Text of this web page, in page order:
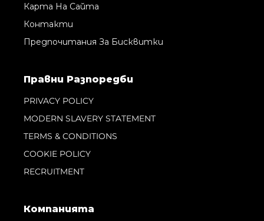
Карта На Сайта
Контакти
Предпочитания За Бисквитки
Правни Pазпоредби
PRIVACY POLICY
MODERN SLAVERY STATEMENT
TERMS & CONDITIONS
COOKIE POLICY
RECRUITMENT
Компанията